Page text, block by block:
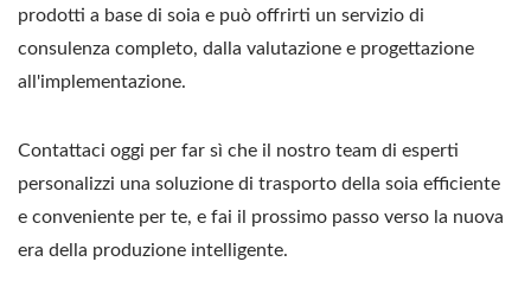
prodotti a base di soia e può offrirti un servizio di
consulenza completo, dalla valutazione e progettazione
all'implementazione.
Contattaci oggi per far sì che il nostro team di esperti
personalizzi una soluzione di trasporto della soia efficiente
e conveniente per te, e fai il prossimo passo verso la nuova
era della produzione intelligente.